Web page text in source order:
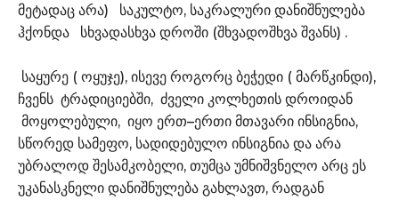
მეტადაც არა) საკულტო, საკრალური დანიშნულება
ჰქონდა სხვადასხვა დროში (შხვადოშხვა შვანს) .
საყურე ( ოყუჯე), ისევე როგორც ბეჭედი ( მარწკინდი),
ჩვენს ტრადიციებში, ძველი კოლხეთის დროიდან
მოყოლებული, იყო ერთ–ერთი მთავარი ინსიგნია,
სწორედ სამეფო, სადიდებულო ინსიგნია და არა
უბრალოდ შესამკობელი, თუმცა უმნიშვნელო არც ეს
უკანასკნელი დანიშნულება გახლავთ, რადგან